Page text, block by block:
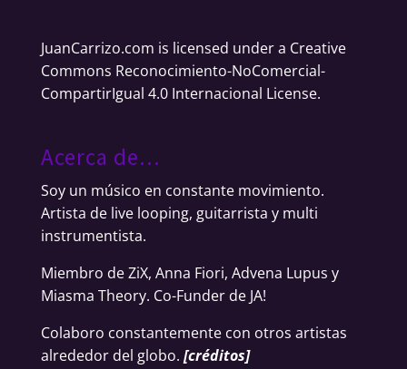
JuanCarrizo.com is licensed under a Creative
Commons Reconocimiento-NoComercial-
CompartirIgual 4.0 Internacional License.
Acerca de…
Soy un músico en constante movimiento.
Artista de live looping, guitarrista y multi
instrumentista.
Miembro de ZiX, Anna Fiori, Advena Lupus y
Miasma Theory. Co-Funder de JA!
Colaboro constantemente con otros artistas
alrededor del globo. [créditos]